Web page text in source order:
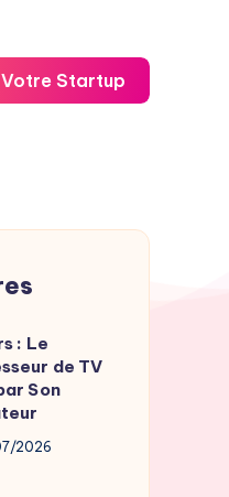
Startup
: Le
de TV
Son
2026